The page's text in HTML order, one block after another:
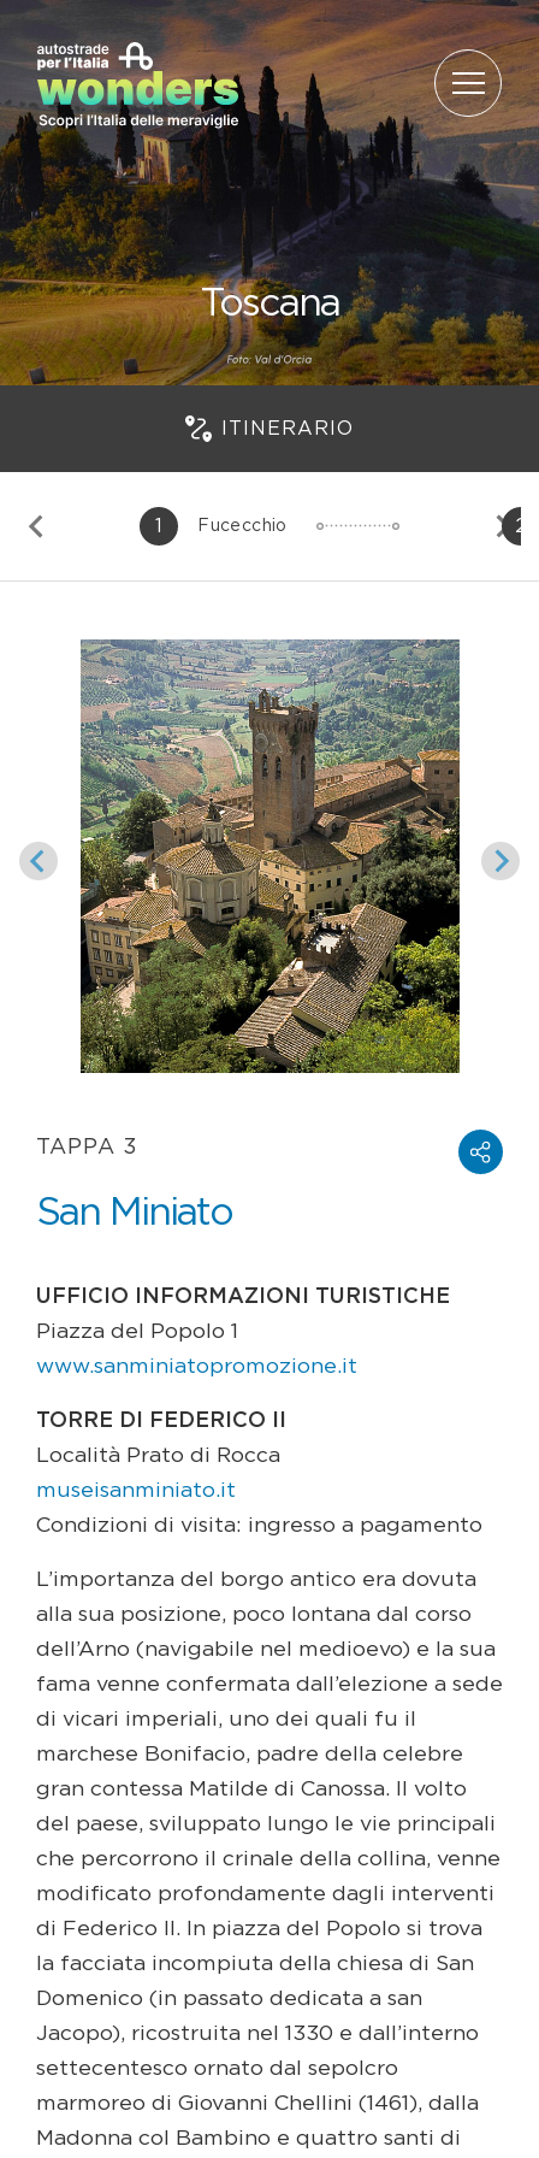
Toscana
ITINERARIO
1 Fucecchio 2
TAPPA 3
San Miniato
UFFICIO INFORMAZIONI TURISTICHE
Piazza del Popolo 1
www.sanminiatopromozione.it
TORRE DI FEDERICO II
Località Prato di Rocca
museisanminiato.it
Condizioni di visita: ingresso a pagamento
L’importanza del borgo antico era dovuta
alla sua posizione, poco lontana dal corso
dell’Arno (navigabile nel medioevo) e la sua
fama venne confermata dall’elezione a sede
di vicari imperiali, uno dei quali fu il
marchese Bonifacio, padre della celebre
gran contessa Matilde di Canossa. Il volto
del paese, sviluppato lungo le vie principali
che percorrono il crinale della collina, venne
modificato profondamente dagli interventi
di Federico II. In piazza del Popolo si trova
la facciata incompiuta della chiesa di San
Domenico (in passato dedicata a san
Jacopo), ricostruita nel 1330 e dall’interno
settecentesco ornato dal sepolcro
marmoreo di Giovanni Chellini (1461), dalla
Madonna col Bambino e quattro santi di